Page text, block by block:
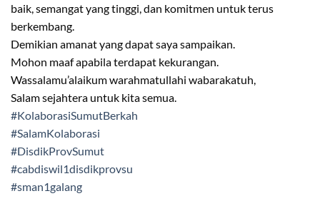
baik, semangat yang tinggi, dan komitmen untuk terus
berkembang.
Demikian amanat yang dapat saya sampaikan.
Mohon maaf apabila terdapat kekurangan.
Wassalamu’alaikum warahmatullahi wabarakatuh,
Salam sejahtera untuk kita semua.
#KolaborasiSumutBerkah
#SalamKolaborasi
#DisdikProvSumut
#cabdiswil1disdikprovsu
#sman1galang